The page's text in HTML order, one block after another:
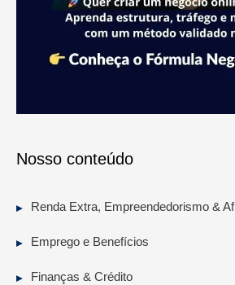
Nosso conteúdo
Renda Extra, Empreendedorismo &
Emprego e Benefícios
Finanças & Crédito